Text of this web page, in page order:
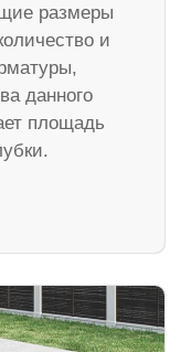
размеры
и
данного
площадь